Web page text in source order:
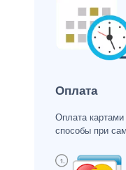
Оплата
Оплата
способы при